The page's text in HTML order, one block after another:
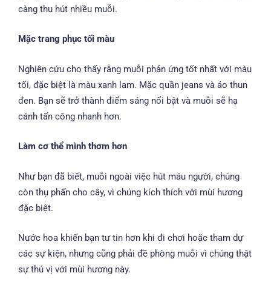
càng thu hút nhiều muỗi.
Mặc trang phục tối màu
Nghiên cứu cho thấy rằng muỗi phản ứng tốt nhất với màu
tối, đặc biệt là màu xanh lam. Mặc quần jeans và áo thun
đen. Bạn sẽ trở thành điểm sáng nổi bật và muỗi sẽ hạ
cánh tấn công nhanh hơn.
Làm cơ thể mình thơm hơn
Như bạn đã biết, muỗi ngoài việc hút máu người, chúng
còn thụ phấn cho cây, vì chúng kích thích với mùi hương
đặc biệt.
Nước hoa khiến bạn tư tin hơn khi đi chơi hoặc tham dự
các sự kiện, nhưng cũng phải đề phòng muỗi vì chúng thật
sự thú vị với mùi hương này.